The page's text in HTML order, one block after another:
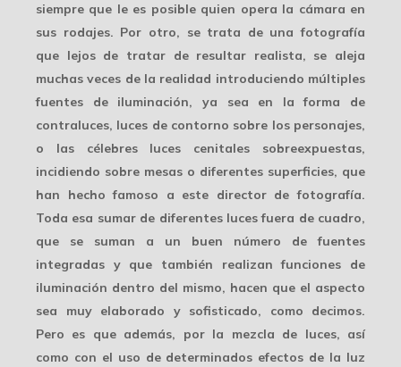
siempre que le es posible quien opera la cámara en
sus rodajes. Por otro, se trata de una fotografía
que lejos de tratar de resultar realista, se aleja
muchas veces de la realidad introduciendo múltiples
fuentes de iluminación, ya sea en la forma de
contraluces, luces de contorno sobre los personajes,
o las célebres luces cenitales sobreexpuestas,
incidiendo sobre mesas o diferentes superficies, que
han hecho famoso a este director de fotografía.
Toda esa sumar de diferentes luces fuera de cuadro,
que se suman a un buen número de fuentes
integradas y que también realizan funciones de
iluminación dentro del mismo, hacen que el aspecto
sea muy elaborado y sofisticado, como decimos.
Pero es que además, por la mezcla de luces, así
como con el uso de determinados efectos de la luz